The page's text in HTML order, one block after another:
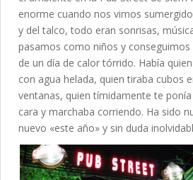
enorme cuando nos vimos
y del talco, todo eran sonrisas,
pasamos como niños y
de un día de calor tórrido. Había
con agua helada, quien tiraba cubos
ventanas, quien tímidamente te
cara y marchaba corriendo. Ha sido
nuevo «este año» y sin duda